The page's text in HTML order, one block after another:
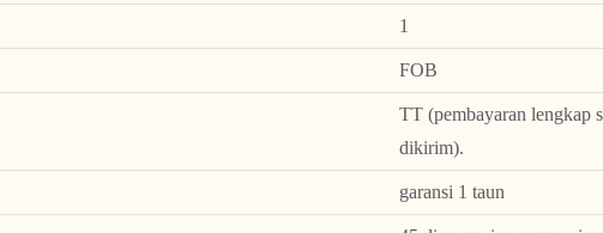
1
FOB
TT (pembayaran lengkap
dikirim).
garansi 1 taun